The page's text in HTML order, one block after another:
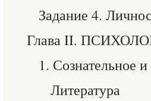
Задание 4.
Глава II.
1. Сознательное
Литература